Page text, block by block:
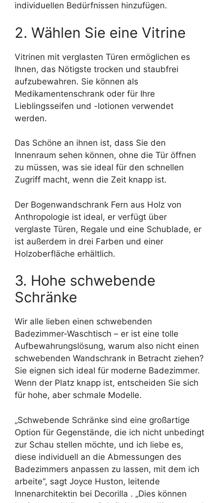
individuellen Bedürfnissen hinzufügen.
2. Wählen Sie eine Vitrine
Vitrinen mit verglasten Türen ermöglichen es
Ihnen, das Nötigste trocken und staubfrei
aufzubewahren. Sie können als
Medikamentenschrank oder für Ihre
Lieblingsseifen und -lotionen verwendet
werden.
Das Schöne an ihnen ist, dass Sie den
Innenraum sehen können, ohne die Tür öffnen
zu müssen, was sie ideal für den schnellen
Zugriff macht, wenn die Zeit knapp ist.
Der Bogenwandschrank Fern aus Holz von
Anthropologie ist ideal, er verfügt über
verglaste Türen, Regale und eine Schublade, er
ist außerdem in drei Farben und einer
Holzoberfläche erhältlich.
3. Hohe schwebende
Schränke
Wir alle lieben einen schwebenden
Badezimmer-Waschtisch – er ist eine tolle
Aufbewahrungslösung, warum also nicht einen
schwebenden Wandschrank in Betracht ziehen?
Sie eignen sich ideal für moderne Badezimmer.
Wenn der Platz knapp ist, entscheiden Sie sich
für hohe, aber schmale Modelle.
„Schwebende Schränke sind eine großartige
Option für Gegenstände, die ich nicht unbedingt
zur Schau stellen möchte, und ich liebe es,
diese individuell an die Abmessungen des
Badezimmers anpassen zu lassen, mit dem ich
arbeite“, sagt Joyce Huston, leitende
Innenarchitektin bei Decorilla . „Dies können